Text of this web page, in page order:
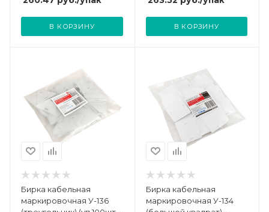
В КОРЗИНУ В КОРЗИНУ
Бирка кабельная
маркировочная У-136
Бирка кабельная
маркировочная У-134